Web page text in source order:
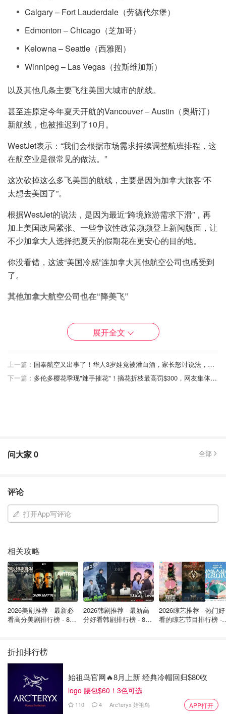
Calgary – Fort Lauderdale（劳德代尔堡）
Edmonton – Chicago（芝加哥）
Kelowna – Seattle（西雅图）
Winnipeg – Las Vegas（拉斯维加斯）
以及其他几条主要飞往美国大城市的航线。
甚至连原定今年夏天开航的Vancouver – Austin（奥斯汀）
新航线，也被推迟到了10月。
WestJet表示：“我们会根据市场需求持续调整航班排程，这
在航空业是很常见的做法。”
这次砍掉这么多飞美国的航线，主要是因为加拿大旅客“不
太想去美国了”。
根据WestJet的说法，是因为最近“跨境旅游需求下滑”，再
加上美国政局紧张、一些争议性政策频频登上新闻版面，让
不少加拿大人选择把夏天的假期花在更安心的目的地。
你没看错，这波“美国冷感”连加拿大其他航空公司也感受到
了。
其他加拿大航空公司也在“降美飞”
美国的航班排程，不过他们表示夏天还是会维持一定的美国
Air Canada也承认：飞美国的乘客确实少了，他们也正在
“观察趋势”。
WestJet说他们已经看到加拿大境内旅游热度大幅上升，尤
其是东部和西部之间的需求变多了。所以他们接下来也宣布
Regina – Halifax
Winnipeg – St John’s
这些都是季节性航班，专为夏季旅游高峰而开。
除了加国飞不停，WestJet也把眼光放到了跨大西洋航线。
他们已经公布了几条全新的欧洲航班路线，包括：
Halifax – Barcelona（巴塞罗那）
不飞美国，不代表没地方去。WestJet这波操作就是在“顺势
调整”，往哪里有需求就飞哪里。虽然短期内飞美国的旅客
展开全文
上一篇：
国泰航空又出事了！华人3岁娃竟被灌白酒，家长怒讨说法，就送个玩具打发了？
下一篇：
多伦多樱花季现"辣手摧花"！摘花折枝最高罚$300，网友集体炮轰！
问大家0 全部
评论
打开App写评论
相关攻略
2026美剧推荐 - 最新必
看高分美剧排行榜 - 8月
2026韩剧推荐 - 最新高
分好看韩剧排行榜 - 8月
2026综艺推荐 - 热门好
看的综艺节目排行榜 -
折扣排行榜
始祖鸟官网🔥8月上新 经典冷帽回归$80收
logo 腰包$60！3色可选
110 4 Arc'teryx 始祖鸟 APP打开